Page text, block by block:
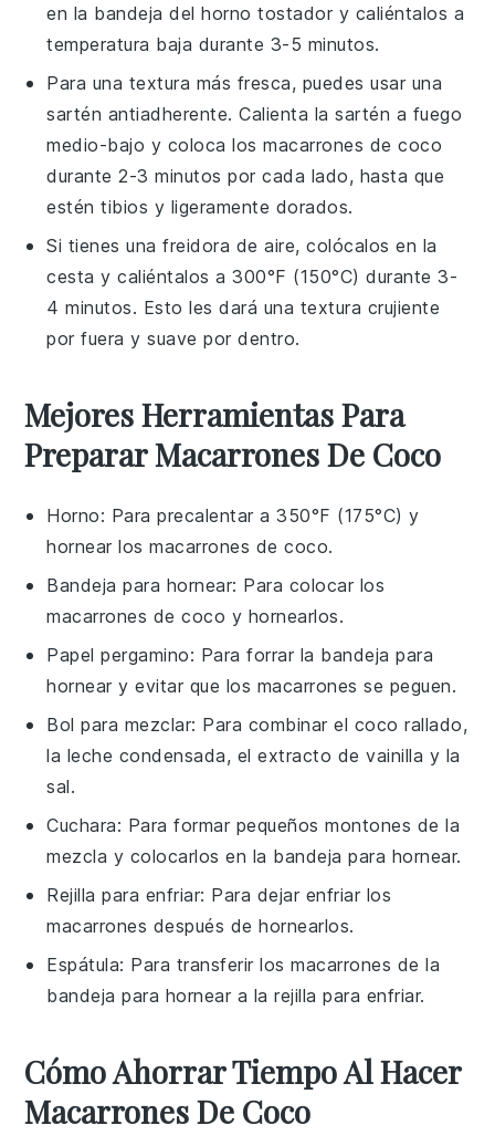
en la bandeja del horno tostador y caliéntalos a
temperatura baja durante 3-5 minutos.
Para una textura más fresca, puedes usar una
sartén antiadherente. Calienta la sartén a fuego
medio-bajo y coloca losmacarrones de coco
durante 2-3 minutos por cada lado, hasta que
estén tibios y ligeramente dorados.
Si tienes una freidora de aire, colócalos en la
cesta y caliéntalos a 300°F (150°C) durante 3-
4 minutos. Esto les dará una textura crujiente
por fuera y suave por dentro.
Mejores Herramientas Para
Preparar Macarrones De Coco
Horno: Para precalentar a 350°F (175°C) y
hornear los macarrones de coco.
Bandeja para hornear: Para colocar los
macarrones de coco y hornearlos.
Papel pergamino: Para forrar la bandeja para
hornear y evitar que los macarrones se peguen.
Bol para mezclar: Para combinar el coco rallado,
la leche condensada, el extracto de vainilla y la
sal.
Cuchara: Para formar pequeños montones de la
mezcla y colocarlos en la bandeja para hornear.
Rejilla para enfriar: Para dejar enfriar los
macarrones después de hornearlos.
Espátula: Para transferir los macarrones de la
bandeja para hornear a la rejilla para enfriar.
Cómo Ahorrar Tiempo Al Hacer
Macarrones De Coco